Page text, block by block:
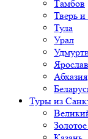
Тамбов
Тверь
Тула
Урал
Абхазия
Туры из